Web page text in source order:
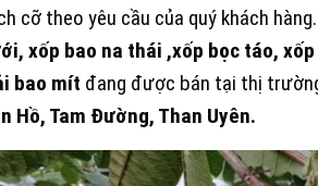
cỡ theo yêu cầu của quý khách
xốp bao na thái ,xốp bọc táo,
bao mít đang được bán tại thị
Hồ, Tam Đường, Than Uyên.